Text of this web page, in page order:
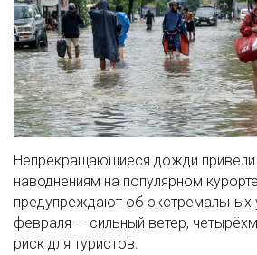
Непрекращающиеся дожди
наводнениям на популярном
предупреждают об экстремальных
февраля — сильный ветер,
риск для туристов.